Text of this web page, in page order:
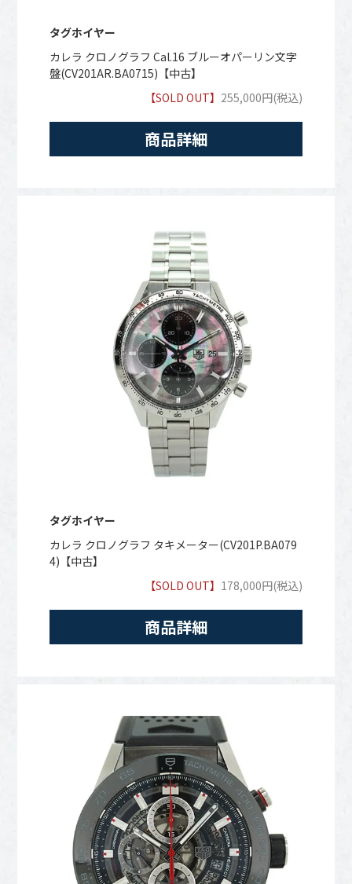
タグホイヤー
カレラ クロノグラフ Cal.16 ブルーオパーリン文字
盤(CV201AR.BA0715)【中古】
【SOLD OUT】 255,000円(税込)
商品詳細
タグホイヤー
カレラ クロノグラフ タキメーター(CV201P.BA079
4)【中古】
【SOLD OUT】 178,000円(税込)
商品詳細